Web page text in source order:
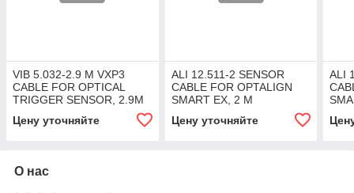
VIB 5.032-2.9 M VXP3
CABLE FOR OPTICAL
TRIGGER SENSOR, 2.9M
Цену уточняйте
ALI 12.511-2 SENSOR
CABLE FOR OPTALIGN
SMART EX, 2 M
Цену уточняйте
ALI
О нас